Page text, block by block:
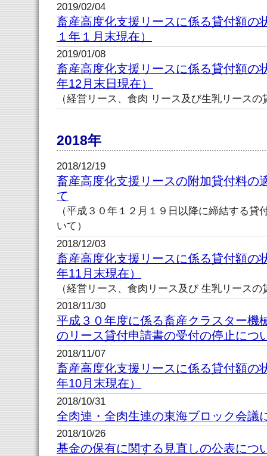
2019/02/04
畜産高度化支援リースに係る貸付額の
１年１月末現在）
2019/01/08
畜産高度化支援リースに係る貸付額の
年12月末日現在）
（経営リース、食肉 リース及び生乳リース
2018年
2018/12/19
畜産高度化支援リースの附加貸付料の
て
（平成３０年１２月１９日以降に締結する貸
いて）
2018/12/03
畜産高度化支援リースに係る貸付額の
年11月末現在）
（経営リース、食肉リース及び 生乳リース
2018/11/30
平成３０年度に係る畜産クラスター機
のリース貸付申請書の受付の停止につ
2018/11/07
畜産高度化支援リースに係る貸付額の
年10月末現在）
2018/10/31
全肉連・全肉生連の東海ブロック会議
2018/10/26
基金の保有に関する見直しの公表につ